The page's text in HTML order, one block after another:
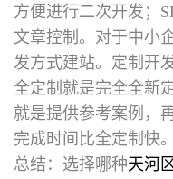
方便进行二次开发；
文章控制。对于中小
发方式建站。定制开
全定制就是完全全新
就是提供参考案例，
完成时间比全定制快。
总结：选择哪种天河